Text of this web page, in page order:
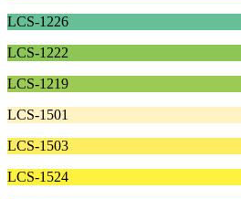
LCS-1226
LCS-1222
LCS-1219
LCS-1501
LCS-1503
LCS-1524